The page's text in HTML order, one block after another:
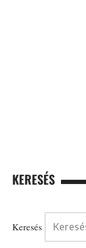
KERESÉS
Keresés